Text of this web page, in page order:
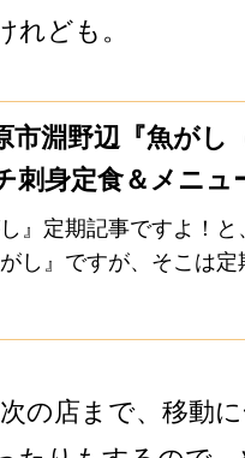
ども。
市淵野辺『魚がし
刺身定食＆メニュ
し』定期記事ですよ！
し』ですが、そこは
います。いや、毎日の
の店まで、移動